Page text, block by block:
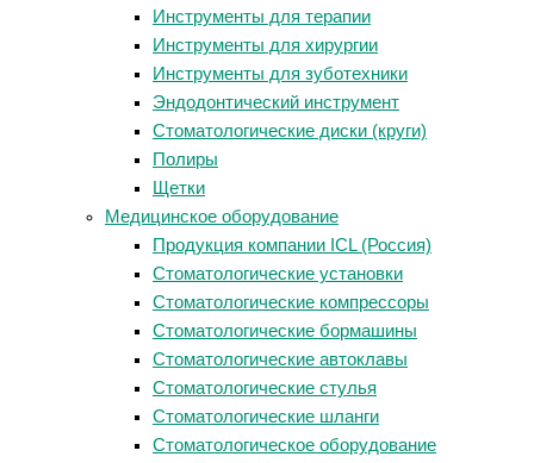
Инструменты для терапии
Инструменты для хирургии
Инструменты для зуботехники
Эндодонтический инструмент
Стоматологические диски (круги)
Полиры
Щетки
Медицинское оборудование
Продукция компании ICL (Россия)
Стоматологические установки
Стоматологические компрессоры
Стоматологические бормашины
Стоматологические автоклавы
Стоматологические стулья
Стоматологические шланги
Стоматологическое оборудование